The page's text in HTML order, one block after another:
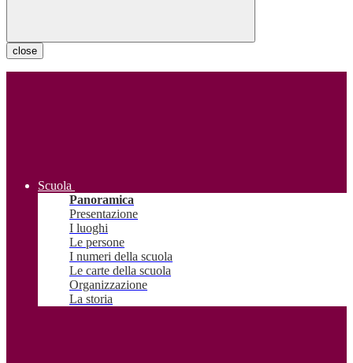
close
Scuola
Panoramica
Presentazione
I luoghi
Le persone
I numeri della scuola
Le carte della scuola
Organizzazione
La storia